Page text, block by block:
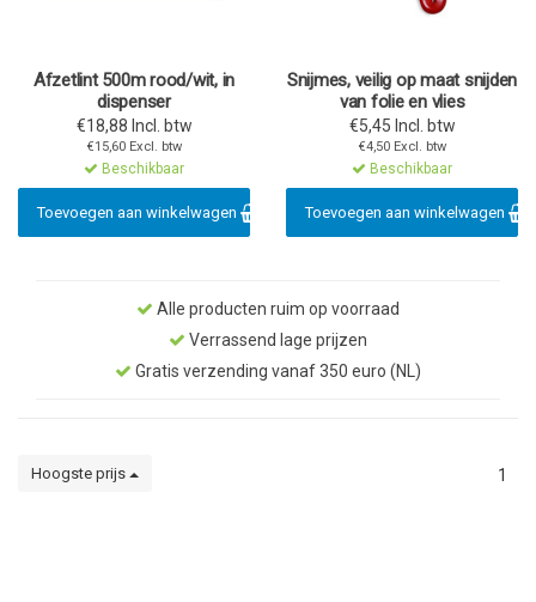
Afzetlint 500m rood/wit, in
dispenser
€18,88 Incl. btw
€15,60 Excl. btw
Beschikbaar
Toevoegen aan winkelwagen
Snijmes, veilig op maat snijden
van folie en vlies
€5,45 Incl. btw
€4,50 Excl. btw
Beschikbaar
Toevoegen aan winkelwagen
Alle producten ruim op voorraad
Verrassend lage prijzen
Gratis verzending vanaf 350 euro (NL)
Hoogste prijs 1